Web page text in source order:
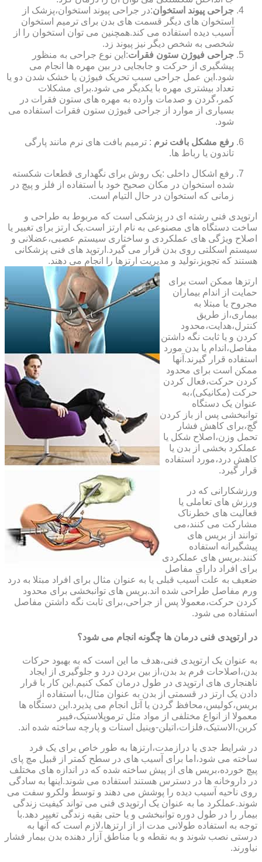
جراحی پیوند استخوان:در جراحی پیوند استخوان،پزشک از
استخوان های دیگر قسمت های بدن برای ترمیم استخوان
آسیب دیده استفاده می کند.همچنین می توان استخوان را از
شخصی به شخص دیگر نیز پیوند زد.
جراحی فیوژن ستون فقرات:این نوع جراحی به منظور
پیشگیری از حرکت و جابجایی در بین مهره ها انجام می
شود.این عمل جراحی سبب تحریک فیوژن یا خشک شدن دو یا
تعداد بیشتری مهره با یکدیگر می شود.برای مشکلات
کمر،گردن و صدمات وارده به مهره های ستون فقرات در
بسیاری از موارد از جراحی فیوژن ستون فقرات استفاده می
شود.
رفع مشکل بافت نرم : ترمیم بافت های نرم مانند پارگی
تاندون یا رباط ها.
رفع اشکال داخلی :یک روش برای نگهداری قطعات شکسته
شده استخوان در مکان صحیح خود با استفاده از فلز و پیچ در
زمانی که استخوان در حال التیام است.
ارتوپدی فنی رشته ای در پزشکی است که مربوط به طراحی و
ساخت دستگاه های مصنوعی به نام ارتز است.یک ارتز برای تغییر یا
اصلاح ویژگی های عملکردی و ساختاری سیستم عصبی،عضلانی و
سیستم اسکلتی روی بدن قرار می گیرد.ارتوپد های فنی پزشکانی
هستند که تجویز،تولید و مدیریت ارتزها را انجام می دهند.
ارتزها ممکن است برای
حمایت از اندام بیماران
مجروح یا مبتلا به
بیماری،از طریق
کنترل،هدایت،محدود
کردن و یا ثابت نگه داشتن
مفاصل،اندام یا بدن مورد
استفاده قرار گیرند.آنها
ممکن است برای محدود
کردن حرکت،فعال کردن
حرکت (مکانیکی)،به
عنوان یک دستگاه
توانبخشی پس از باز کردن
گچ،برای کاهش فشار
تحمل وزن،اصلاح شکل یا
عملکرد بخشی از بدن یا
کاهش درد،مورد استفاده
قرار گیرد.
ورزشکارانی که در
ورزش های تعاملی یا
فعالیت های خطرناک
مشارکت می کنند،می
توانند از بریس های
پیشگیرانه استفاده
کنند.بریس های عملکردی
برای افراد دارای مفاصل
ضعیف به علت آسیب قبلی یا به عنوان مثال برای افراد مبتلا به درد
ورم مفاصل طراحی شده اند.بریس های توانبخشی برای محدود
کردن حرکت،معمولا پس از جراحی،برای ثابت نگه داشتن مفاصل
استفاده می شود.
در ارتوپدی فنی درمان ها چگونه انجام می شود؟
به عنوان یک ارتوپدی فنی،هدف ما این است که به بهبود حرکات
بدن،اصلاحات فرم بد بدن،از بین بردن درد و جلوگیری از ایجاد
ناهنجاری های ارتوپدی در طول درمان کمک کنیم.این کار با قرار
دادن یک ارتز در قسمتی از بدن به عنوان مثال،با استفاده از
بریس،کولیس،محافظ گردن یا آتل انجام می پذیرد.این دستگاه ها
معمولا از انواع مختلفی از مواد مثل ترموپلاستیک،فیبر
کربن،الاستیک،فلزات،اتیلن-وینیل استات و پارچه ساخته شده اند.
در شرایط جدی یا درازمدت،ارتزها به طور خاص برای یک فرد
ساخته می شود،اما برای آسیب های در سطح کمتر از قبیل مچ پای
پیچ خورده،بریس های از پیش ساخته شده که در اندازه های مختلف
در داروخانه ها در دسترس هستند استفاده می شوند.اینها به سادگی
روی ناحیه آسیب دیده را پوشش می دهند و توسط ولکرو سفت می
شوند.عملکرد ما به عنوان یک ارتوپدی فنی می تواند کیفیت زندگی
بیمار را در طول دوره توانبخشی و یا حتی بقیه زندگی تغییر دهد.با
توجه به استفاده طولانی مدت از از ارتزها،لازم است که آنها به
درستی نصب شوند و به نقطه و یا مناطق آزار دهنده بدن بیمار فشار
نیاورند.